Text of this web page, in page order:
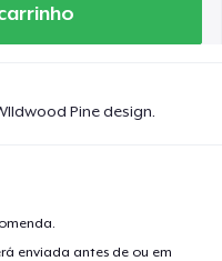
Pine design.
enviada antes de ou em